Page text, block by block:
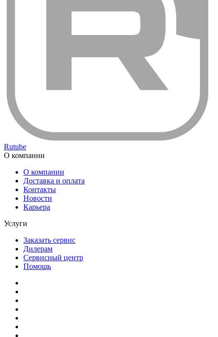
Rutube
О компании
О компании
Доставка и оплата
Контакты
Новости
Карьера
Услуги
Заказать сервис
Дилерам
Сервисный центр
Помощь